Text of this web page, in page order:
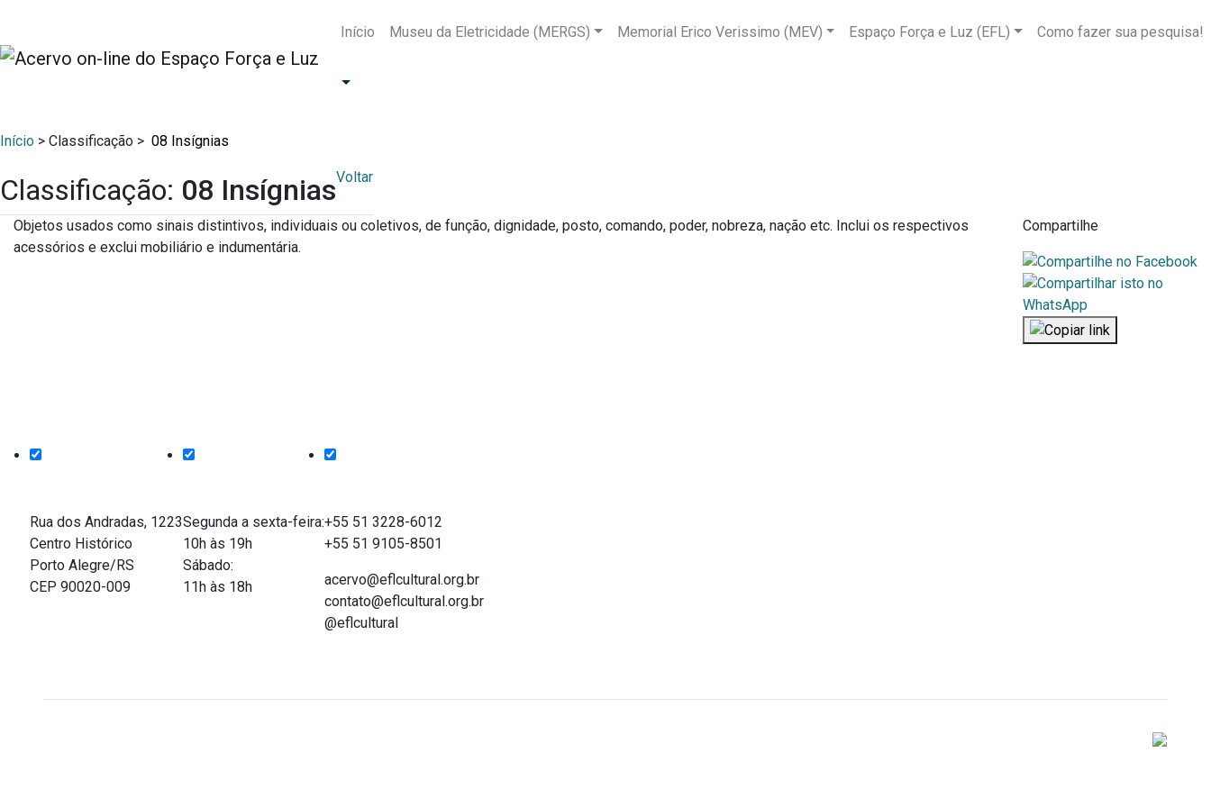
Início Museu da Eletricidade (MERGS) Memorial Erico Verissimo (MEV) Espaço Força e Luz (EFL) Como fazer sua pesquisa!
Início > Classificação > 08 Insígnias
Classificação: 08 InsígniasVoltar
Objetos usados como sinais distintivos, individuais ou coletivos, de função, dignidade, posto, comando, poder, nobreza, nação etc. Inclui os respectivos
acessórios e exclui mobiliário e indumentária.
Compartilhe
Rua dos Andradas, 1223
Centro Histórico
Porto Alegre/RS
CEP 90020-009
Segunda a sexta-feira:
10h às 19h
Sábado:
11h às 18h
+55 51 3228-6012
+55 51 9105-8501
acervo@eflcultural.org.br
contato@eflcultural.org.br
@eflcultural